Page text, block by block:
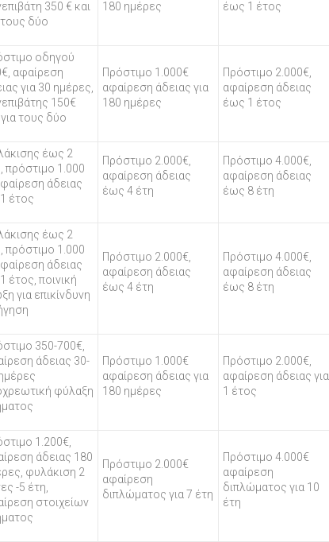
350 € και
τους δύο
180 ημέρες
έως 1 έτος
οδηγού
αφαίρεση
για 30 ημέρες,
150€
για τους δύο
Πρόστιμο 1.000€
αφαίρεση άδειας για
180 ημέρες
Πρόστιμο 2.000€,
αφαίρεση άδειας
έως 1 έτος
έως 2
πρόστιμο 1.000
άδειας
1 έτος
Πρόστιμο 2.000€,
αφαίρεση άδειας
έως 4 έτη
Πρόστιμο 4.000€,
αφαίρεση άδειας
έως 8 έτη
έως 2
πρόστιμο 1.000
άδειας
έτος, ποινική
για επικίνδυνη
Πρόστιμο 2.000€,
αφαίρεση άδειας
έως 4 έτη
Πρόστιμο 4.000€,
αφαίρεση άδειας
έως 8 έτη
350-700€,
άδειας 30-
φύλαξη
Πρόστιμο 1.000€
αφαίρεση άδειας για
180 ημέρες
Πρόστιμο 2.000€,
αφαίρεση άδειας για
1 έτος
1.200€,
άδειας 180
φυλάκιση 2
-5 έτη,
στοιχείων
Πρόστιμο 2.000€
αφαίρεση
διπλώματος για 7 έτη
Πρόστιμο 4.000€
αφαίρεση
διπλώματος για 10
έτη